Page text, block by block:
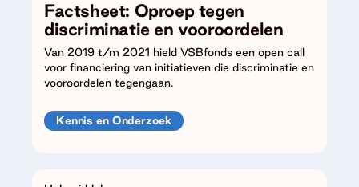
Factsheet: Oproep tegen
discriminatie en vooroordelen
Van 2019 t/m 2021 hield VSBfonds een open call
voor financiering van initiatieven die discriminatie en
vooroordelen tegengaan.
Kennis en Onderzoek